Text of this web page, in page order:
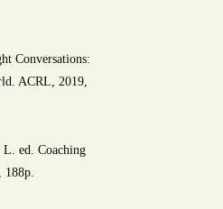
Conversations:
ACRL, 2019,
ed. Coaching